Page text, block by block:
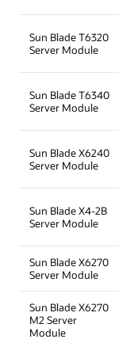
Sun Blade T6320
Server Module
Sun Blade T6340
Server Module
Sun Blade X6240
Server Module
Sun Blade X4-2B
Server Module
Sun Blade X6270
Server Module
Sun Blade X6270
M2 Server
Module